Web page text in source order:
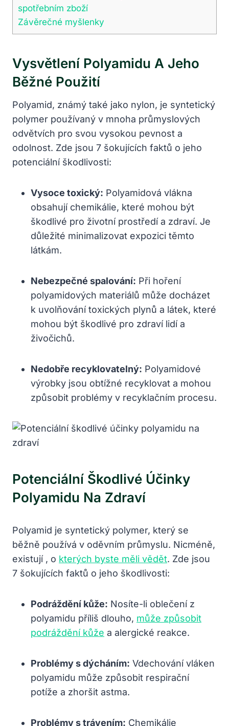
spotřebním zboží
Závěrečné myšlenky
Vysvětlení Polyamidu A Jeho
Běžné Použití
Polyamid, známý také jako nylon, je syntetický
polymer používaný v mnoha průmyslových
odvětvích pro svou vysokou pevnost a
odolnost. Zde jsou 7 šokujících faktů o jeho
potenciální škodlivosti:
Vysoce toxický: Polyamidová vlákna
obsahují chemikálie, které mohou být
škodlivé pro životní prostředí a zdraví. Je
důležité minimalizovat expozici těmto
látkám.
Nebezpečné spalování: Při hoření
polyamidových materiálů může docházet
k uvolňování toxických plynů a látek, které
mohou být škodlivé pro zdraví lidí a
živočichů.
Nedobře recyklovatelný: Polyamidové
výrobky jsou obtížné recyklovat a mohou
způsobit problémy v recyklačním procesu.
Potenciální Škodlivé Účinky
Polyamidu Na Zdraví
Polyamid je syntetický polymer, který se
běžně používá v oděvním průmyslu. Nicméně,
existují , o kterých byste měli vědět. Zde jsou
7 šokujících faktů o jeho škodlivosti:
Podráždění kůže: Nosíte-li oblečení z
polyamidu příliš dlouho, může způsobit
podráždění kůže a alergické reakce.
Problémy s dýcháním: Vdechování vláken
polyamidu může způsobit respirační
potíže a zhoršit astma.
Problémy s trávením: Chemikálie